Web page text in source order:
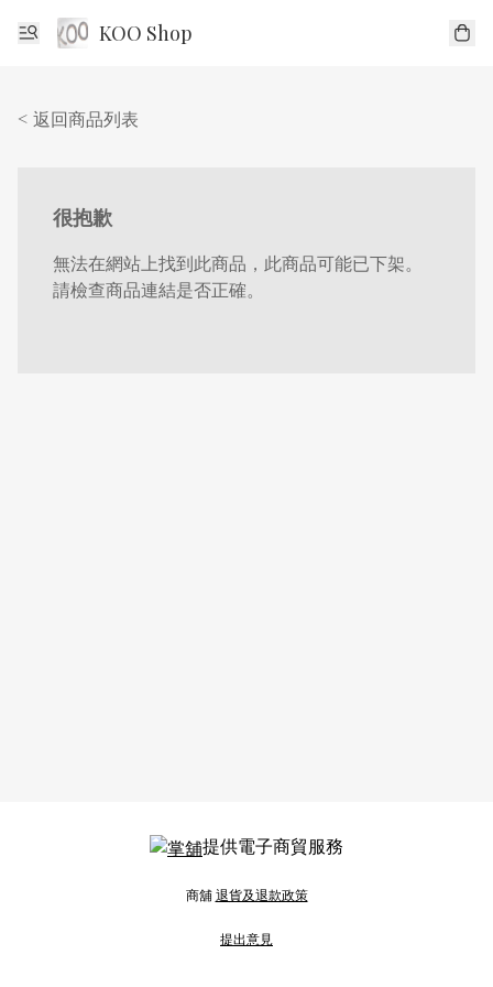
KOO Shop
< 返回商品列表
很抱歉
無法在網站上找到此商品，此商品可能已下架。
請檢查商品連結是否正確。
提供電子商貿服務
商舖退貨及退款政策
提出意見